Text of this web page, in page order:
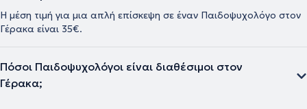
Η μέση τιμή για μια απλή επίσκεψη σε έναν Παιδοψυχολόγο στον
Γέρακα είναι 35€.
Πόσοι Παιδοψυχολόγοι είναι διαθέσιμοι στον
Γέρακα;